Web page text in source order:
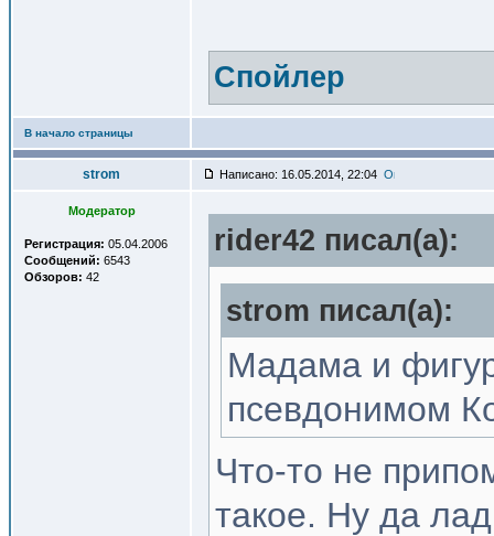
Спойлер
В начало страницы
strom Написано: 16.05.2014, 22:04
Модератор
Регистрация: 05.04.2006
Сообщений: 6543
Обзоров: 42
rider42 писал(a):
strom писал(a):
Мадама и
псевдонимом
Что-то не
такое. Ну да